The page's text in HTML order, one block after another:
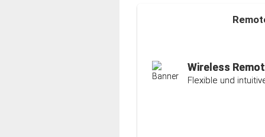
Wireless
Flexible und